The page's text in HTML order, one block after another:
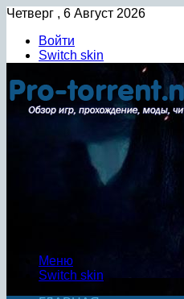
Четверг , 6 Август 2026
Войти
Switch skin
Меню
Switch skin